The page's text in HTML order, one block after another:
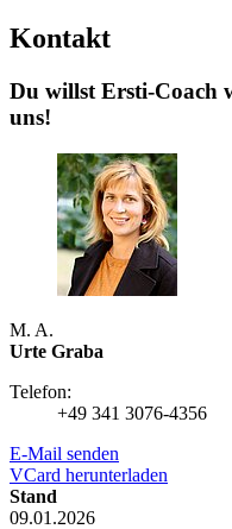
Kontakt
Du willst Ersti-Coach
uns!
M. A.
Urte Graba
Telefon:
+49 341 3076-4356
E-Mail senden
VCard herunterladen
Stand
09.01.2026